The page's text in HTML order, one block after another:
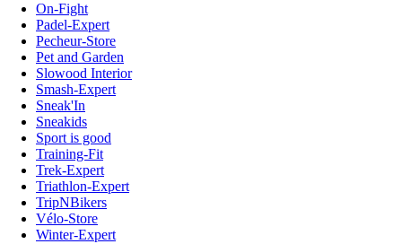
On-Fight
Padel-Expert
Pecheur-Store
Pet and Garden
Slowood Interior
Smash-Expert
Sneak'In
Sneakids
Sport is good
Training-Fit
Trek-Expert
Triathlon-Expert
TripNBikers
Vélo-Store
Winter-Expert